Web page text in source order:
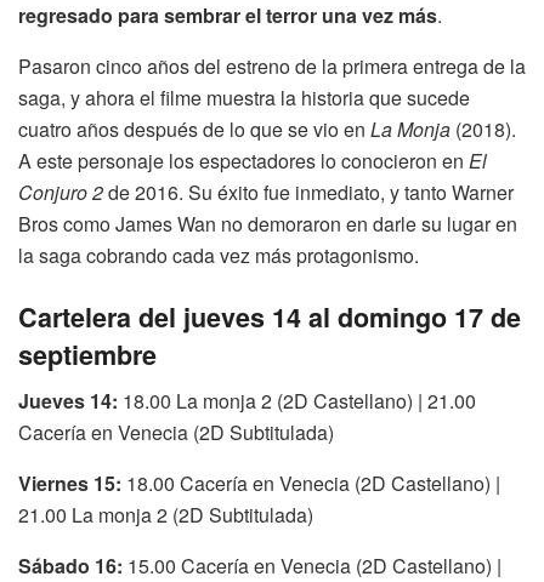
regresado para sembrar el terror una vez más.
Pasaron cinco años del estreno de la primera entrega de la
saga, y ahora el filme muestra la historia que sucede
cuatro años después de lo que se vio en La Monja (2018).
A este personaje los espectadores lo conocieron en El
Conjuro 2de 2016. Su éxito fue inmediato, y tanto Warner
Bros como James Wan no demoraron en darle su lugar en
la saga cobrando cada vez más protagonismo.
Cartelera del jueves 14 al domingo 17 de
septiembre
Jueves 14: 18.00 La monja 2 (2D Castellano) | 21.00
Cacería en Venecia (2D Subtitulada)
Viernes 15: 18.00 Cacería en Venecia (2D Castellano) |
21.00 La monja 2 (2D Subtitulada)
Sábado 16: 15.00 Cacería en Venecia (2D Castellano) |